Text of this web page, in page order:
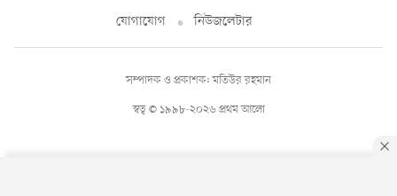
যোগাযোগ
নিউজলেটার
স্বত্ব © ১৯৯৮-২০২৬ প্রথম আলো
সম্পাদক ও প্রকাশক: মতিউর রহমান